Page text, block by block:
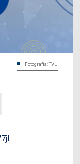
Fotografía: TVU